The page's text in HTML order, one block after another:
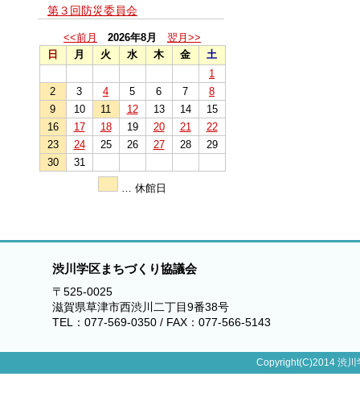
第３回防災委員会
<<前月 2026年8月
翌月>>
日
月 火 水 木 金
土
1
2
3 4 5 6 7
8
9
10 11 12 13 14
15
16
17 18 19 20 21
22
23
24 25 26 27 28
29
30
31
… 休館日
渋川学区まちづくり協議会
〒525-0025
滋賀県草津市西渋川二丁目9番38号
TEL：077-569-0350 / FAX：077-566-5143
Copyright(C)2014 渋川